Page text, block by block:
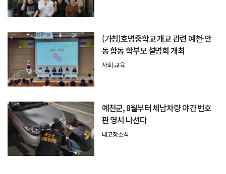
(가칭)호명중학교 개교 관련 예천-안
동 합동 학부모 설명회 개최
사회·교육
예천군, 8월부터 체납차량 야간 번호
판 영치 나선다
내고장소식